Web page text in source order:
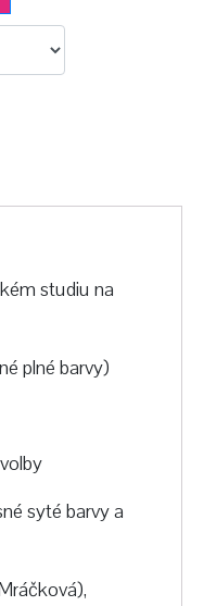
studiu na
plné barvy)
syté barvy a